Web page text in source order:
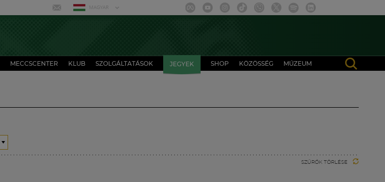
MAGYAR
MECCSCENTER KLUB SZOLGÁLTATÁSOK JEGYEK SHOP KÖZÖSSÉG MÚZEUM
SZŰRŐK TÖRLÉSE